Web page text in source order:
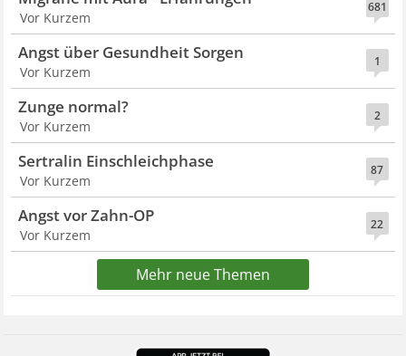
681
Vor Kurzem
1
Angst über Gesundheit Sorgen
Vor Kurzem
2
Zunge normal?
Vor Kurzem
87
Sertralin Einschleichphase
Vor Kurzem
22
Angst vor Zahn-OP
Vor Kurzem
Mehr neue Themen